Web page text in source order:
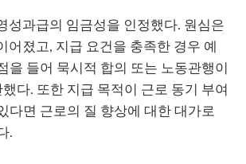
성과급의 임금성을 인정했다. 원심은
어졌고, 지급 요건을 충족한 경우 예
을 들어 묵시적 합의 또는 노동관행이
다. 또한 지급 목적이 근로 동기 부여
다면 근로의 질 향상에 대한 대가로
.